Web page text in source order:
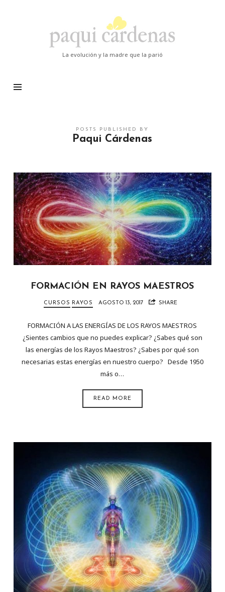
Cardenas
La evolución y la madre que la parió
POSTS PUBLISHED BY
Paqui Cárdenas
FORMACIÓN EN RAYOS MAESTROS
CURSOS RAYOS AGOSTO 13, 2017 SHARE
FORMACIÓN A LAS ENERGÍAS DE LOS RAYOS MAESTROS
¿Sientes cambios que no puedes explicar? ¿Sabes qué son
las energías de los Rayos Maestros? ¿Sabes por qué son
necesarias estas energías en nuestro cuerpo? Desde 1950
más o…
READ MORE